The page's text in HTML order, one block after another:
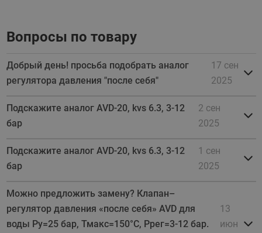
Вопросы по товару
Добрый день! просьба подобрать аналог
регулятора давления "после себя"
17 сен
2025
Подскажите аналог AVD-20, kvs 6.3, 3-12
бар
2 сен
2025
Подскажите аналог AVD-20, kvs 6.3, 3-12
бар
1 сен
2025
Можно предложить замену? Клапан–
регулятор давления «после себя» AVD для
воды Ру=25 бар, Тмакс=150°С, Pрег=3-12 бар.
13
июн